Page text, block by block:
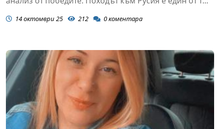
14 октомври 25 212 0коментара